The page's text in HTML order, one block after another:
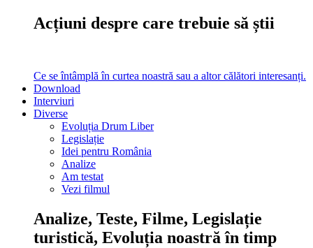
Acțiuni despre care trebuie să știi
Ce se întâmplă în curtea noastră sau a altor călători interesanți.
Download
Interviuri
Diverse
Evoluția Drum Liber
Legislație
Idei pentru România
Analize
Am testat
Vezi filmul
Analize, Teste, Filme, Legislație
turistică, Evoluția noastră în timp